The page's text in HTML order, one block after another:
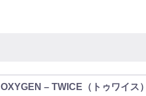
OXYGEN – TWICE（トゥワイス）